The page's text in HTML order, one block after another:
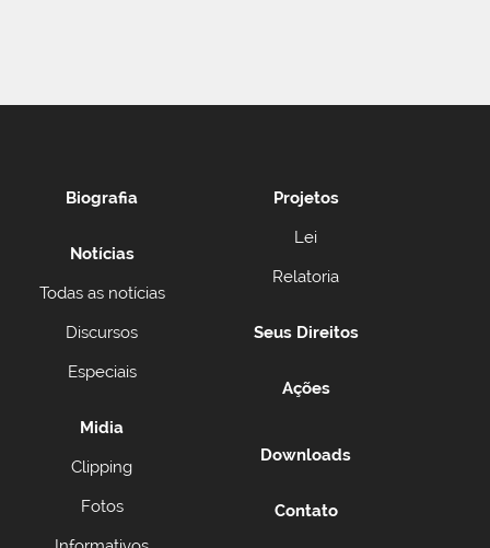
Biografia
Notícias
Todas as notícias
Discursos
Especiais
Midia
Clipping
Fotos
Projetos
Lei
Relatoria
Seus Direitos
Ações
Downloads
Contato